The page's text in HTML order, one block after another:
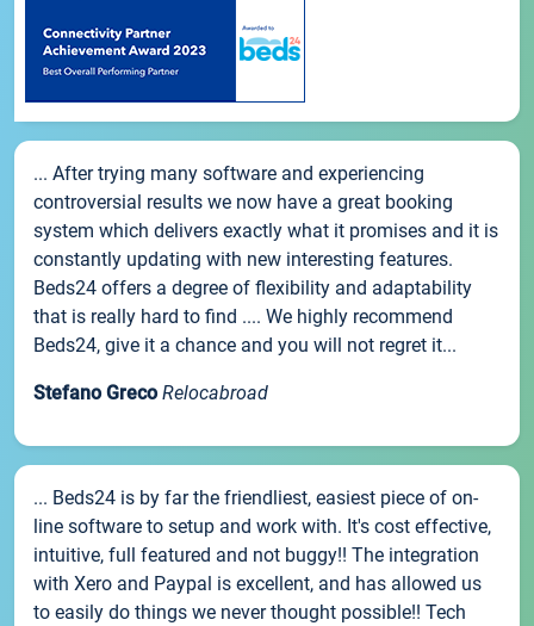
... After trying many software and experiencing
controversial results we now have a great booking
system which delivers exactly what it promises and it is
constantly updating with new interesting features.
Beds24 offers a degree of flexibility and adaptability
that is really hard to find .... We highly recommend
Beds24, give it a chance and you will not regret it...
Stefano Greco Relocabroad
... Beds24 is by far the friendliest, easiest piece of on-
line software to setup and work with. It's cost effective,
intuitive, full featured and not buggy!! The integration
with Xero and Paypal is excellent, and has allowed us
to easily do things we never thought possible!! Tech